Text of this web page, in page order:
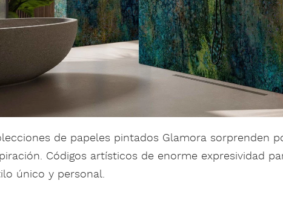
de papeles pintados Glamora sorprenden
Códigos artísticos de enorme expresividad
único y personal.